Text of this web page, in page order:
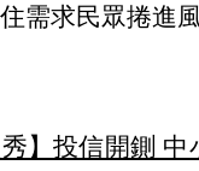
需求民眾捲進風
】投信開鍘 中